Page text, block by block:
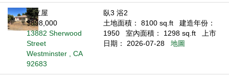
獨立屋
$898,000
13882 Sherwood
Street
Westminster , CA
92683
臥3 浴2
土地面積： 8100 sq.ft
建造年份：
1950
室內面積： 1298 sq.ft
上市
日期： 2026-07-28
地圖